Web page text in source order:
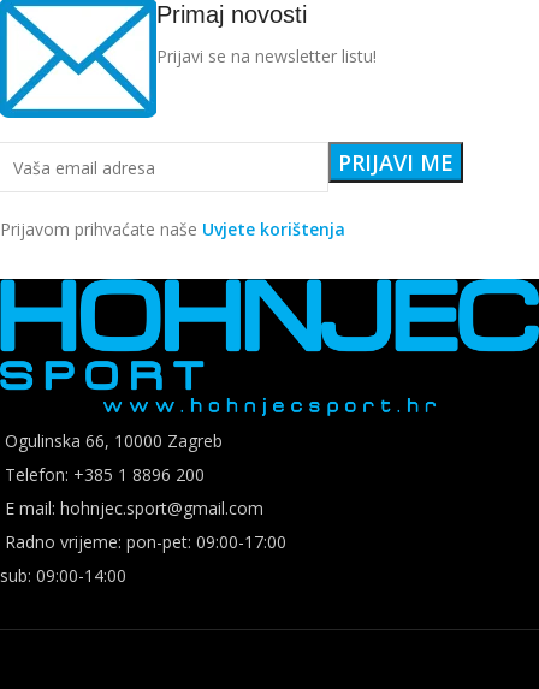
Primaj novosti
Prijavi se na newsletter listu!
Prijavom prihvaćate naše Uvjete korištenja
Ogulinska 66, 10000 Zagreb
Telefon: +385 1 8896 200
E mail: hohnjec.sport@gmail.com
Radno vrijeme: pon-pet: 09:00-17:00
sub: 09:00-14:00